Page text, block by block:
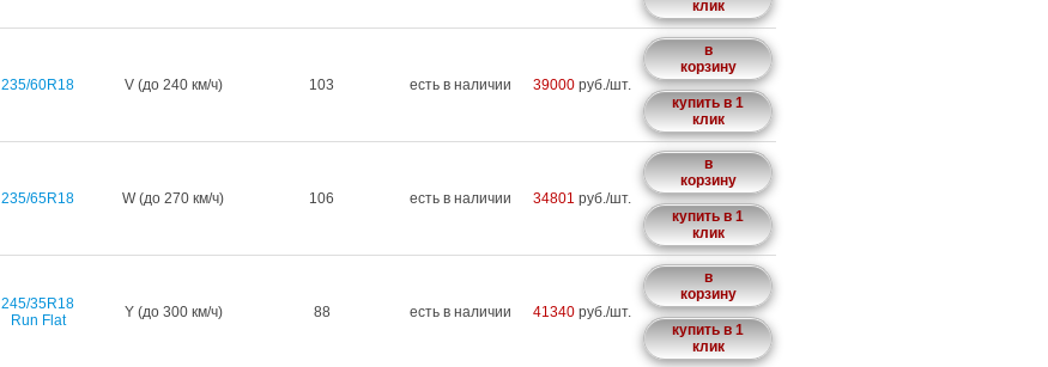
клик
235/60R18 V (до 240 км/ч) 103 есть в наличии 39000 руб./шт.
в
корзину
купить в 1
клик
235/65R18 W (до 270 км/ч) 106 есть в наличии 34801 руб./шт.
в
корзину
купить в 1
клик
245/35R18
Run Flat
Y (до 300 км/ч) 88 есть в наличии 41340 руб./шт.
в
корзину
купить в 1
клик